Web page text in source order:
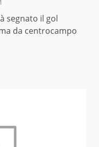
segnato il gol
da centrocampo